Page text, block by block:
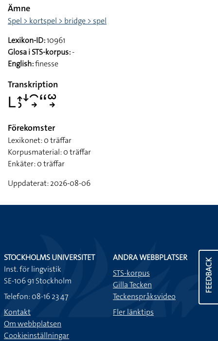
Ämne
Spel > kortspel > bridge > spel
Lexikon-ID:10961
Glosa i STS-korpus:-
English:finesse
Transkription
􌥈􌤴􌤶􌦄􌥯􌥽􌦨􌥱􌥽
Förekomster
Lexikonet: 0 träffar
Korpusmaterial: 0 träffar
Enkäter: 0 träffar
Uppdaterat: 2026-08-06
FEEDBACK
STOCKHOLMS UNIVERSITET
Inst. för lingvistik
SE-106 91 Stockholm
Telefon: 08-16 23 47
Kontakt
Om webbplatsen
Cookieinställningar
ANDRA WEBBPLATSER
STS-korpus
Gilla Tecken
Teckenspråksvideo
Fler länktips